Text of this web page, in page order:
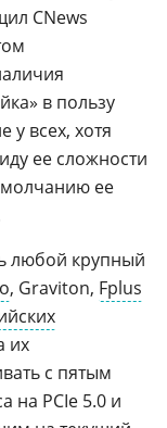
CNews
в пользу
у всех, хотя
ее сложности
ее
любой крупный
, Graviton, Fplus
их
с пятым
на PCIe 5.0 и